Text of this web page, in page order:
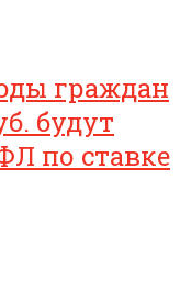
граждан
будут
по ставке